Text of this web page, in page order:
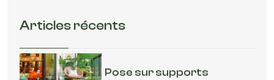
Articles récents
Pose sur supports